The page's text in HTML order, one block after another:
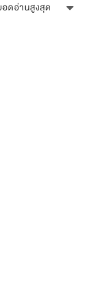
ดอ่านสูงสุด